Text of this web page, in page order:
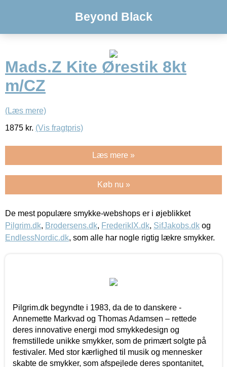
Beyond Black
Mads.Z Kite Ørestik 8kt
m/CZ
(Læs mere)
1875 kr. (Vis fragtpris)
Læs mere »
Køb nu »
De mest populære smykke-webshops er i øjeblikket
Pilgrim.dk, Brodersens.dk, FrederikIX.dk, SifJakobs.dk og
EndlessNordic.dk, som alle har nogle rigtig lækre smykker.
Pilgrim.dk begyndte i 1983, da de to danskere -
Annemette Markvad og Thomas Adamsen – rettede
deres innovative energi mod smykkedesign og
fremstillede unikke smykker, som de primært solgte på
festivaler. Med stor kærlighed til musik og mennesker
skabte de smykker, som afspejlede deres spontanitet,